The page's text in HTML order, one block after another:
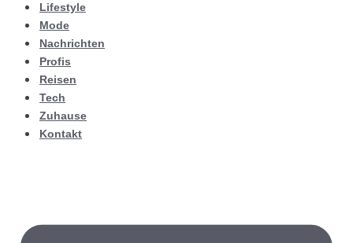
Lifestyle
Mode
Nachrichten
Profis
Reisen
Tech
Zuhause
Kontakt